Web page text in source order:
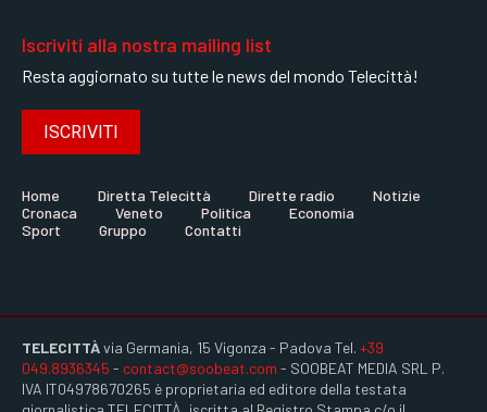
Iscriviti alla nostra mailing list
Resta aggiornato su tutte le news del mondo Telecittà!
ISCRIVITI
Home Diretta Telecittà Dirette radio
Notizie
Cronaca
Veneto Politica
Economia
Sport
Gruppo Contatti
TELECITTÀvia Germania, 15 Vigonza - Padova Tel. +39
049.8936345 - contact@soobeat.com - SOOBEAT MEDIA SRL P.
IVA IT04978670265 è proprietaria ed editore della testata